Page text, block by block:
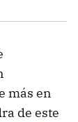
más en
de este